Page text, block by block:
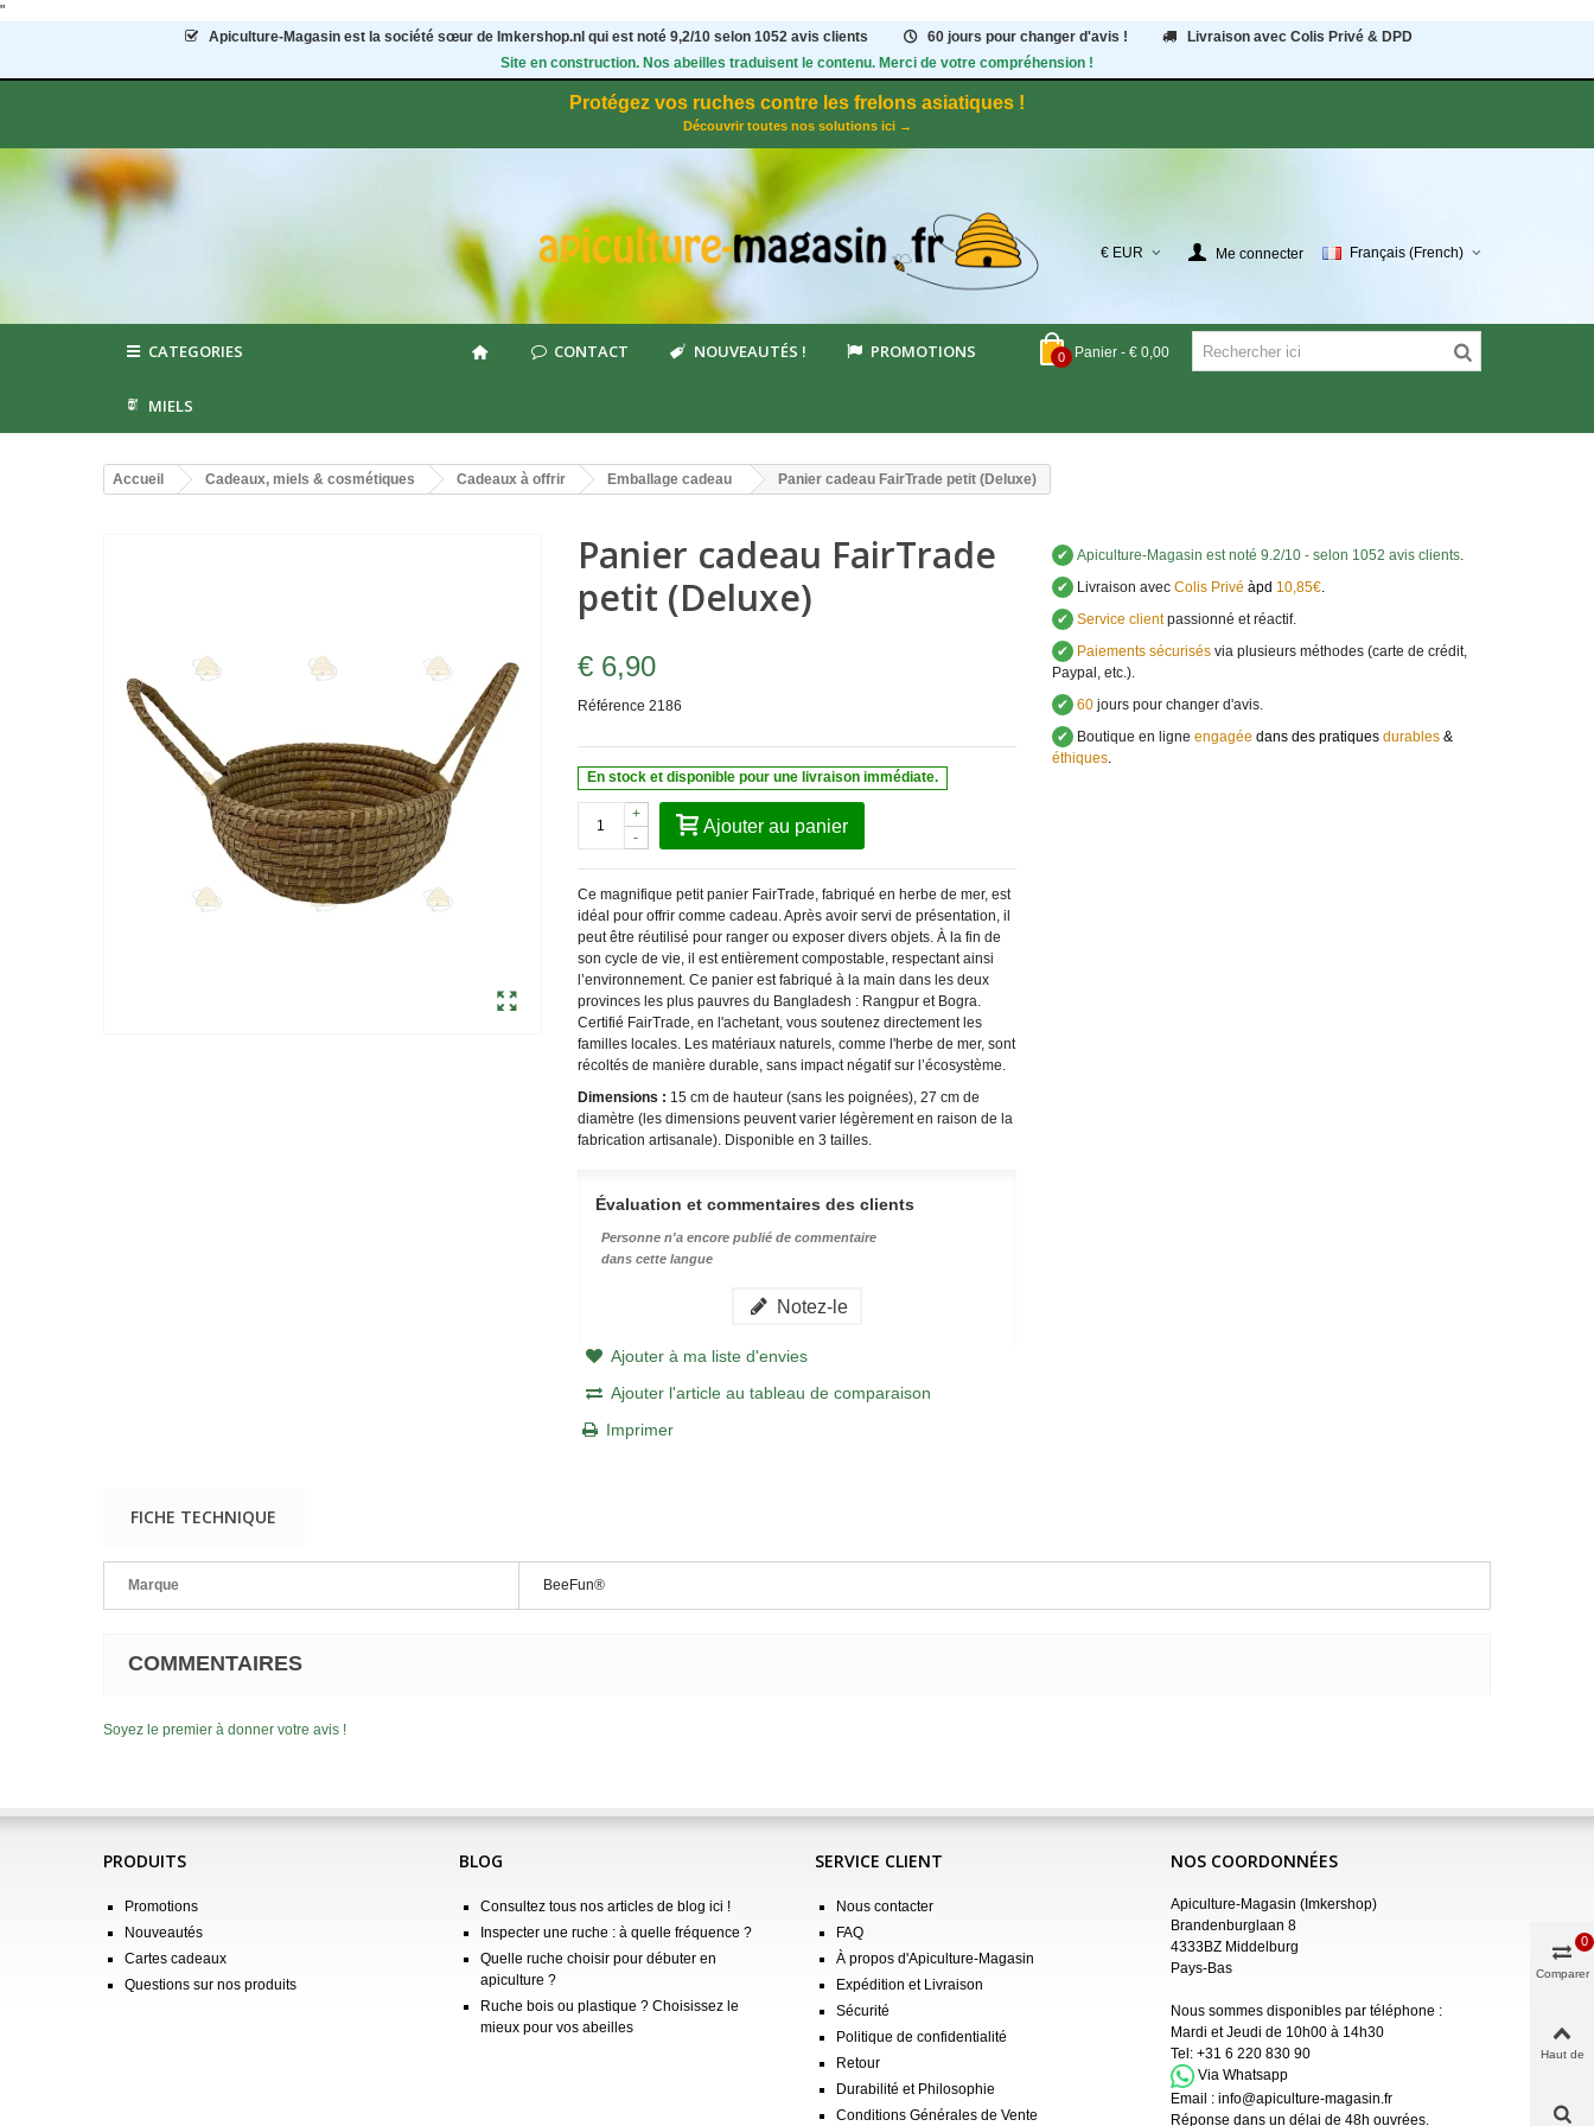
"
Apiculture-Magasin est la société sœur de Imkershop.nl qui est noté 9,2/10 selon 1052avis clients 60 jours pour changer d'avis !
Livraison avec Colis Privé & DPD
Site en construction. Nos abeilles traduisent le contenu. Merci de votre compréhension !
Protégez vos ruches contre les frelons asiatiques !
Découvrir toutes nos solutions ici →
€ EUR Me connecter Français (French)
0 Panier - € 0,00
CATEGORIES CONTACT NOUVEAUTÉS ! PROMOTIONS
MIELS
Accueil Cadeaux, miels & cosmétiques Cadeaux à offrir Emballage cadeau Panier cadeau FairTrade petit (Deluxe)
Panier cadeau FairTrade
petit (Deluxe)
€ 6,90
Référence 2186
En stock et disponible pour une livraison immédiate.
-
+
Ajouter au panier
Ce magnifique petit panier FairTrade, fabriqué en herbe de mer, est
idéal pour offrir comme cadeau. Après avoir servi de présentation, il
peut être réutilisé pour ranger ou exposer divers objets. À la fin de
son cycle de vie, il est entièrement compostable, respectant ainsi
l’environnement. Ce panier est fabriqué à la main dans les deux
provinces les plus pauvres du Bangladesh : Rangpur et Bogra.
Certifié FairTrade, en l'achetant, vous soutenez directement les
familles locales. Les matériaux naturels, comme l'herbe de mer, sont
récoltés de manière durable, sans impact négatif sur l’écosystème.
Dimensions : 15 cm de hauteur (sans les poignées), 27 cm de
diamètre (les dimensions peuvent varier légèrement en raison de la
fabrication artisanale). Disponible en 3 tailles.
Évaluation et commentaires des clients
Personne n'a encore publié de commentaire
dans cette langue
Notez-le
Ajouter à ma liste d'envies
Ajouter l'article au tableau de comparaison
Imprimer
✔ Apiculture-Magasin est noté 9.2/10 - selon 1052 avis clients.
✔ Livraison avecColis Privé àpd 10,85€.
✔ Service clientpassionné et réactif.
✔ Paiements sécurisésvia plusieurs méthodes (carte de crédit,
Paypal, etc.).
✔ 60jours pour changer d'avis.
✔ Boutique en ligne engagée dans des pratiques durables&
éthiques.
FICHE TECHNIQUE
Marque BeeFun®
COMMENTAIRES
Soyez le premier à donner votre avis !
PRODUITS
Promotions
Nouveautés
Cartes cadeaux
Questions sur nos produits
BLOG
Consultez tous nos articles de blog ici !
Inspecter une ruche : à quelle fréquence ?
Quelle ruche choisir pour débuter en
apiculture ?
Ruche bois ou plastique ? Choisissez le
mieux pour vos abeilles
SERVICE CLIENT
Nous contacter
FAQ
À propos d'Apiculture-Magasin
Expédition et Livraison
Sécurité
Politique de confidentialité
Retour
Durabilité et Philosophie
Conditions Générales de Vente
NOS COORDONNÉES
Apiculture-Magasin (Imkershop)
Brandenburglaan 8
4333BZ Middelburg
Pays-Bas
Nous sommes disponibles par téléphone :
Mardi et Jeudi de 10h00 à 14h30
Tel: +31 6 220 830 90
Via Whatsapp
Email : info@apiculture-magasin.fr
Réponse dans un délai de 48h ouvrées.
Comparer
0
Haut de